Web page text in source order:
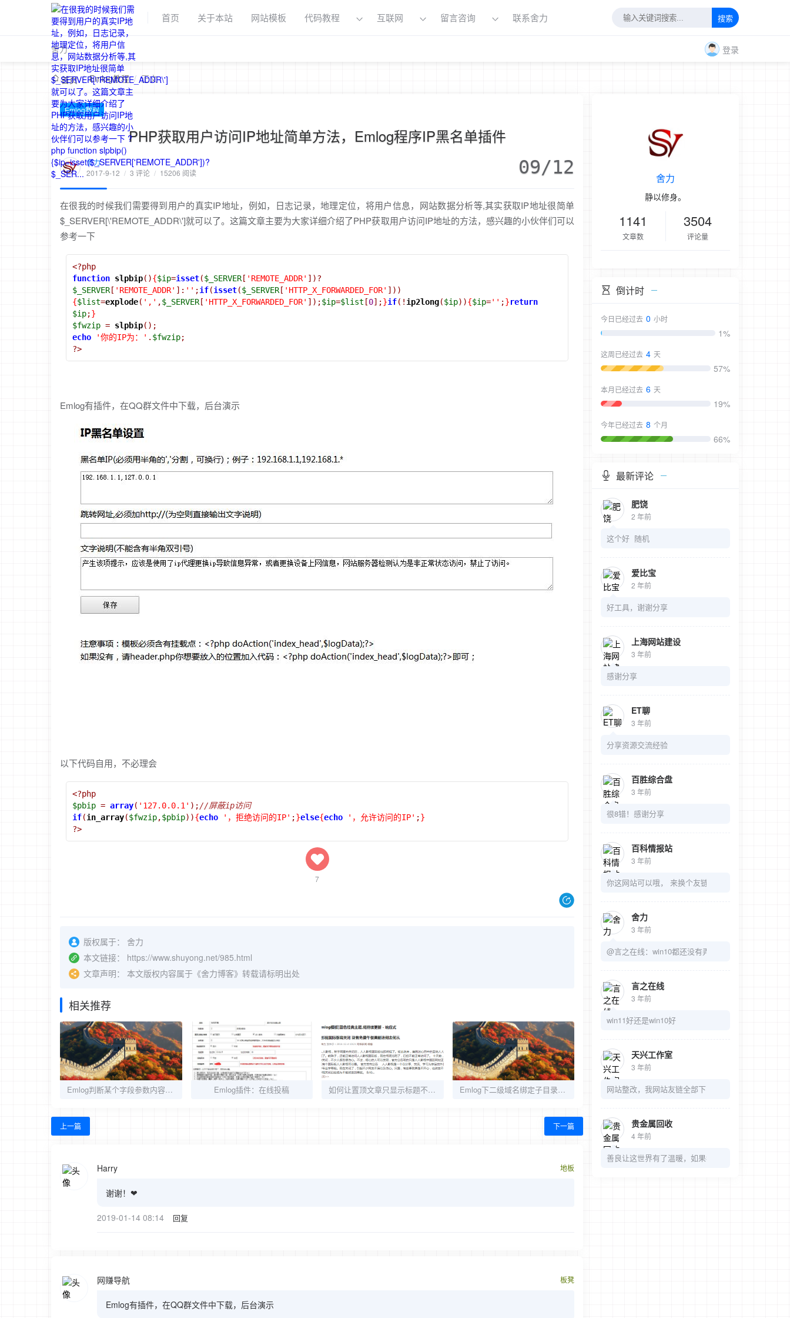
首页 关于本站 网站模板 代码教程 互联网 留言咨询 联系舍力 搜索
舍力 登录
首页 / Emlog教程 / 正文
Emlog教程
PHP获取用户访问IP地址简单方法，Emlog程序IP黑名单插件
舍力
2017-9-12 / 3 评论 / 15206 阅读 09/12
在很我的时候我们需要得到用户的真实IP地址，例如，日志记录，地理定位，将用户信息，网站数据分析等,其实获取IP地址很简单
$_SERVER[\'REMOTE_ADDR\']就可以了。这篇文章主要为大家详细介绍了PHP获取用户访问IP地址的方法，感兴趣的小伙伴们可以
参考一下
<?php
function slpbip(){$ip=isset($_SERVER [ 'REMOTE_ADDR' ])?
$_SERVER [ 'REMOTE_ADDR' ]: '' ;if(isset($_SERVER [ 'HTTP_X_FORWARDED_FOR' ]))
{$list=explode( ',' ,$_SERVER [ 'HTTP_X_FORWARDED_FOR' ]);$ip=$list [0];}if(! ip2long($ip)){$ip='' ;}return
$ip;}
$fwzip = slpbip();
echo
'你的IP为：' . $fwzip;
?>
Emlog有插件，在QQ群文件中下载，后台演示
以下代码自用，不必理会
<?php
$pbip = array( '127.0.0.1' );//屏蔽ip访问
if(in_array($fwzip,$pbip)){echo '，拒绝访问的IP' ;}else{echo '，允许访问的IP' ;}
?>
7
版权属于：
舍力
本文链接：
https://www.shuyong.net/985.html
文章声明：
本文版权内容属于《舍力博客》转载请标明出处
相关推荐
Emlog判断某个字段参数内容是否存在的教程分享 Emlog插件：在线投稿 如何让置顶文章只显示标题不显示摘要 Emlog下二级域名绑定子目录伪静态规则
上一篇 下一篇
Harry 地板
谢谢！❤
2019-01-14 08:14 回复
网赚导航 板凳
Emlog有插件，在QQ群文件中下载，后台演示
舍力
静以修身。
1141
文章数
3504
评论量
倒计时
今日已经过去 0 小时
1%
这周已经过去 4 天
57%
本月已经过去 6 天
19%
今年已经过去 8 个月
66%
最新评论
肥饶
2 年前
这个好 随机
爱比宝
2 年前
好工具，谢谢分享
上海网站建设
3 年前
感谢分享
ET聊
3 年前
分享资源交流经验
百胜综合盘
3 年前
很8错！感谢分享
百科情报站
3 年前
你这网站可以哦， 来换个友链吧
舍力
3 年前
@言之在线：win10都还没有弄明白呢
言之在线
3 年前
win11好还是win10好
天兴工作室
3 年前
网站整改，我网站友链全部下了，麻烦我的链接也可
贵金属回收
4 年前
善良让这世界有了温暖，如果都是冷漠，那多无趣